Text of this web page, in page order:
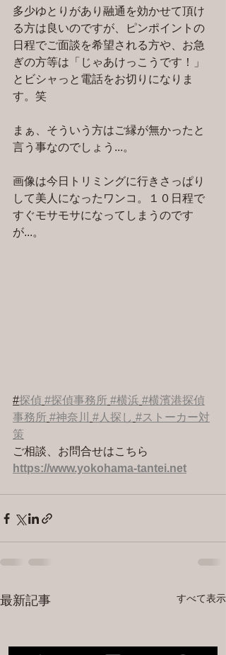
多少ゆとりがあり融通を効かせて頂け
る方は良いのですが、ピンポイントの
日程でご面談を希望される方や、お急
ぎの方等は「じゃあけっこうです！」
とビシャっと電話をお切りになりま
す。笑
まぁ、そういう方はご縁が無かったと
言う事なのでしょう...。
画像は今日トリミングに行きさっぱり
して美人になったワンコ。１０日程で
すぐモサモサになってしまうのです
が...。
#探偵 #探偵事務所 #横浜 #横濱港探偵
事務所 #神奈川 #人探し #ストーカー対
策
ご相談、お問合せはこちら
https://www.yokohama-tantei.net
最新記事 すべて表示